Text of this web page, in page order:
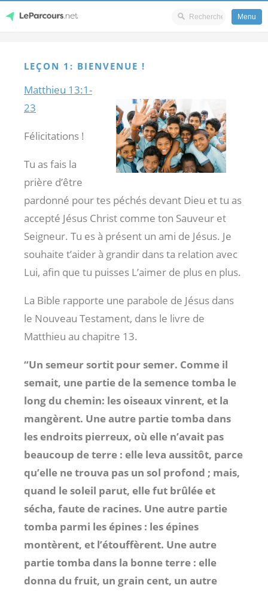
content
Menu
LEÇON 1: BIENVENUE !
Matthieu 13:1-
23
Félicitations !
Tu as fais la
prière d’être
pardonné pour tes péchés devant Dieu et tu as
accepté Jésus Christ comme ton Sauveur et
Seigneur. Tu es à présent un ami de Jésus. Je
souhaite t’aider à grandir dans ta relation avec
Lui, afin que tu puisses L’aimer de plus en plus.
La Bible rapporte une parabole de Jésus dans
le Nouveau Testament, dans le livre de
Matthieu au chapitre 13.
“Un semeur sortit pour semer. Comme il
semait, une partie de la semence tomba le
long du chemin: les oiseaux vinrent, et la
mangèrent. Une autre partie tomba dans
les endroits pierreux, où elle n’avait pas
beaucoup de terre : elle leva aussitôt, parce
qu’elle ne trouva pas un sol profond ; mais,
quand le soleil parut, elle fut brûlée et
sécha, faute de racines. Une autre partie
tomba parmi les épines : les épines
montèrent, et l’étouffèrent. Une autre
partie tomba dans la bonne terre : elle
donna du fruit, un grain cent, un autre